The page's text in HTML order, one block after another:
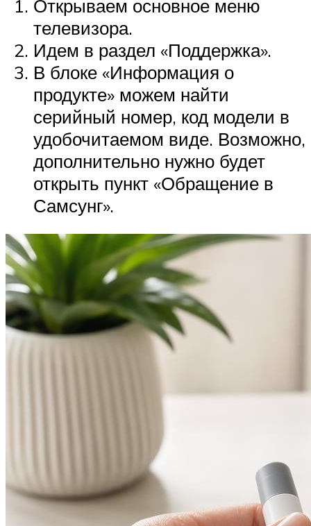
Открываем основное меню
телевизора.
Идем в раздел «Поддержка».
В блоке «Информация о
продукте» можем найти
серийный номер, код модели в
удобочитаемом виде. Возможно,
дополнительно нужно будет
открыть пункт «Обращение в
Самсунг».